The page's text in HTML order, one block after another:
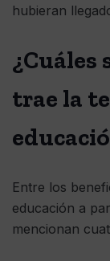
hubieran
¿Cuáles
trae la
Entre los
educación a
mencionan